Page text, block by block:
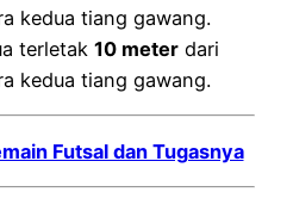
kedua tiang gawang.
terletak 10 meter dari
kedua tiang gawang.
Futsal dan Tugasnya